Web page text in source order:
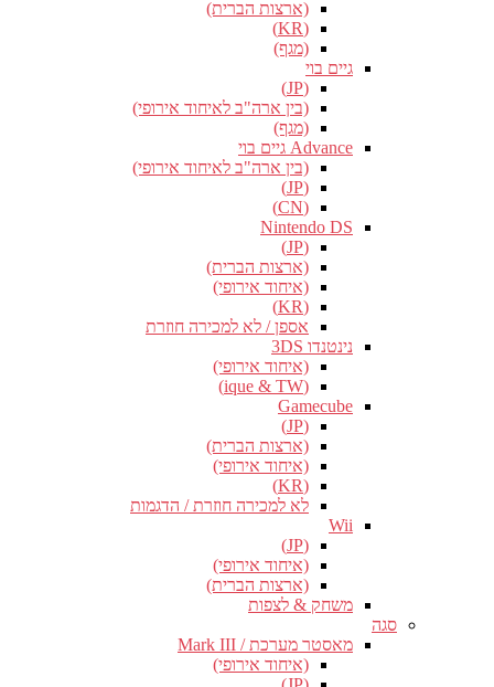
(ארצות הברית)
(KR)
(מגף)
גיים בוי
(JP)
(בין ארה"ב לאיחוד אירופי)
(מגף)
Advance גיים בוי
(בין ארה"ב לאיחוד אירופי)
(JP)
(CN)
Nintendo DS
(JP)
(ארצות הברית)
(איחוד אירופי)
(KR)
אספן / לא למכירה חוזרת
נינטנדו 3DS
(איחוד אירופי)
(ique & TW)
Gamecube
(JP)
(ארצות הברית)
(איחוד אירופי)
(KR)
לא למכירה חוזרת / הדגמות
Wii
(JP)
(איחוד אירופי)
(ארצות הברית)
משחק & לצפות
סגה
מאסטר מערכת / Mark III
(איחוד אירופי)